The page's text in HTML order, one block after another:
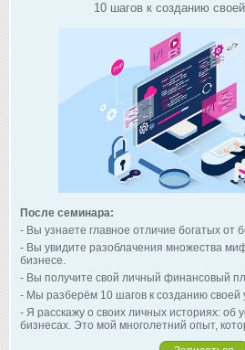
10 шагов к созданию
После семинара:
- Вы узнаете главное отличие богатых от
- Вы увидите разоблачения множества
бизнесе.
- Вы получите свой личный финансовый
- Мы разберём 10 шагов к созданию своей
- Я расскажу о своих личных историях:
бизнесах. Это мой многолетний опыт,